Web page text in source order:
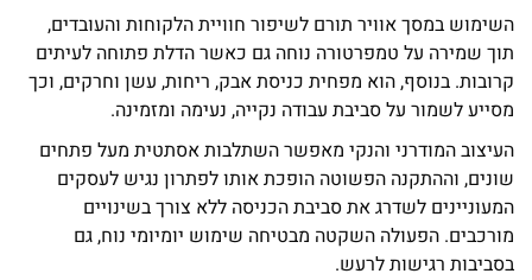
השימוש במסך אוויר תורם לשיפור חוויית הלקוחות והעובדים,
תוך שמירה על טמפרטורה נוחה גם כאשר הדלת פתוחה לעיתים
קרובות. בנוסף, הוא מפחית כניסת אבק, ריחות, עשן וחרקים, וכך
מסייע לשמור על סביבת עבודה נקייה, נעימה ומזמינה.
העיצוב המודרני והנקי מאפשר השתלבות אסתטית מעל פתחים
שונים, וההתקנה הפשוטה הופכת אותו לפתרון נגיש לעסקים
המעוניינים לשדרג את סביבת הכניסה ללא צורך בשינויים
מורכבים. הפעולה השקטה מבטיחה שימוש יומיומי נוח, גם
בסביבות רגישות לרעש.